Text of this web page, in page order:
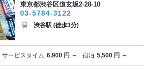
東京都渋谷区道玄坂2-28-10
03-5784-3122
渋谷駅 (徒歩3分)
サービスタイム 6,900 円 ～ 宿泊 5,500 円 ～